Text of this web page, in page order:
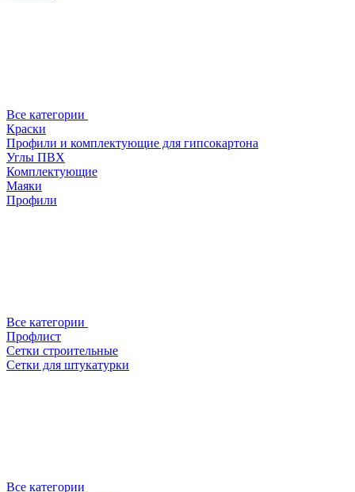
Все категории
Краски
Профили и комплектующие для гипсокартона
Углы ПВХ
Комплектующие
Маяки
Профили
Все категории
Профлист
Сетки строительные
Сетки для штукатурки
Все категории